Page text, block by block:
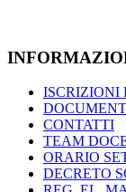
ISCRIZIONI
CONTATTI
TEAM
ORARIO
DECRETO